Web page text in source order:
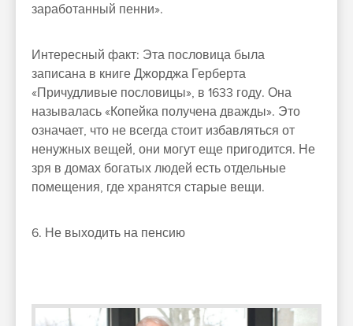
заработанный пенни».
Интересный факт: Эта пословица была
записана в книге Джорджа Герберта
«Причудливые пословицы», в 1633 году. Она
называлась «Копейка получена дважды». Это
означает, что не всегда стоит избавляться от
ненужных вещей, они могут еще пригодится. Не
зря в домах богатых людей есть отдельные
помещения, где хранятся старые вещи.
6. Не выходить на пенсию